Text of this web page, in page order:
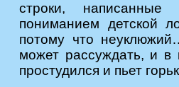
строки,
пониманием детской
потому что
может рассуждать, и в
простудился и пьет